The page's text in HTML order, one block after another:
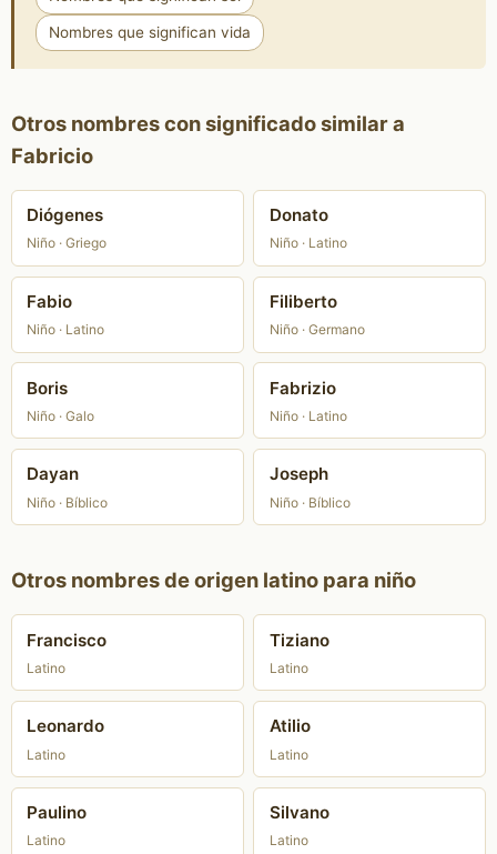
Nombres que significan vida
Otros nombres con significado similar a
Fabricio
Diógenes
Niño · Griego
Donato
Niño · Latino
Fabio
Niño · Latino
Filiberto
Niño · Germano
Boris
Niño · Galo
Fabrizio
Niño · Latino
Dayan
Niño · Bíblico
Joseph
Niño · Bíblico
Otros nombres de origen latino para niño
Francisco
Latino
Tiziano
Latino
Leonardo
Latino
Atilio
Latino
Paulino
Latino
Silvano
Latino